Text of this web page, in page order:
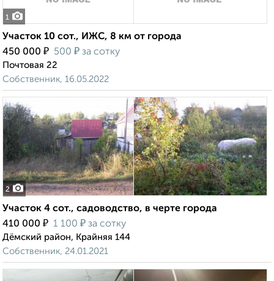
1
Участок 10 сот., ИЖС, 8 км от города
450 000 ₽ 500 ₽ за сотку
Почтовая 22
Собственник, 16.05.2022
2
Участок 4 сот., садоводство, в черте города
410 000 ₽ 1 100 ₽ за сотку
Дёмский район, Крайняя 144
Собственник, 24.01.2021